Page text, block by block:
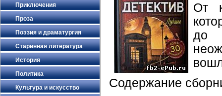
Приключения
Проза
Поэзия и драматургия
Старинная литература
История
Политика
Культура и искусство
От
до
Содержание